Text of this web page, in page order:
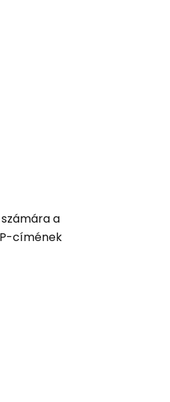
a
címének